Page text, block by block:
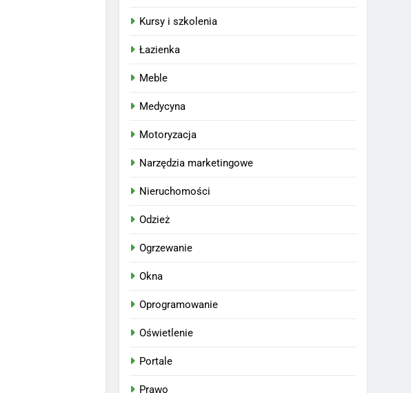
Kursy i szkolenia
Łazienka
Meble
Medycyna
Motoryzacja
Narzędzia marketingowe
Nieruchomości
Odzież
Ogrzewanie
Okna
Oprogramowanie
Oświetlenie
Portale
Prawo